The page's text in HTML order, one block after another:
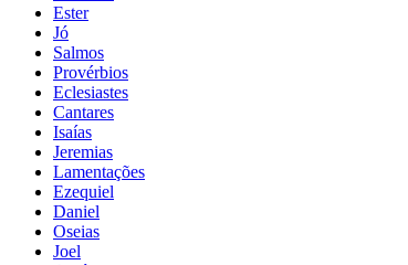
Ester
Jó
Salmos
Provérbios
Eclesiastes
Cantares
Isaías
Jeremias
Lamentações
Ezequiel
Daniel
Oseias
Joel